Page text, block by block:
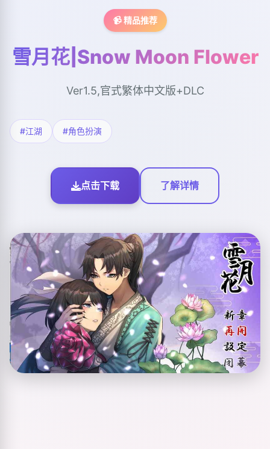
📹 精品推荐
雪月花|Snow Moon Flower
Ver1.5,官式繁体中文版+DLC
#江湖 #角色扮演
点击下载 了解详情